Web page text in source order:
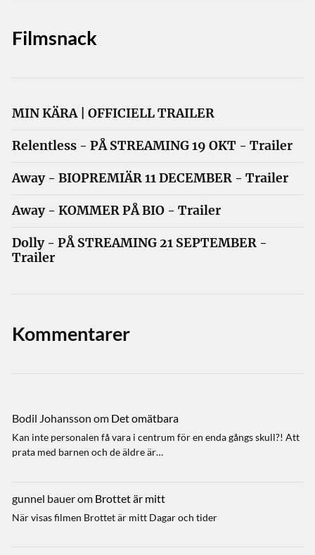
Filmsnack
MIN KÄRA | OFFICIELL TRAILER
Relentless - PÅ STREAMING 19 OKT - Trailer
Away - BIOPREMIÄR 11 DECEMBER - Trailer
Away - KOMMER PÅ BIO - Trailer
Dolly - PÅ STREAMING 21 SEPTEMBER -
Trailer
Kommentarer
Bodil Johansson om Det omätbara
Kan inte personalen få vara i centrum för en enda gångs skull?! Att
prata med barnen och de äldre är…
gunnel bauerom Brottet är mitt
När visas filmen Brottet är mitt Dagar och tider